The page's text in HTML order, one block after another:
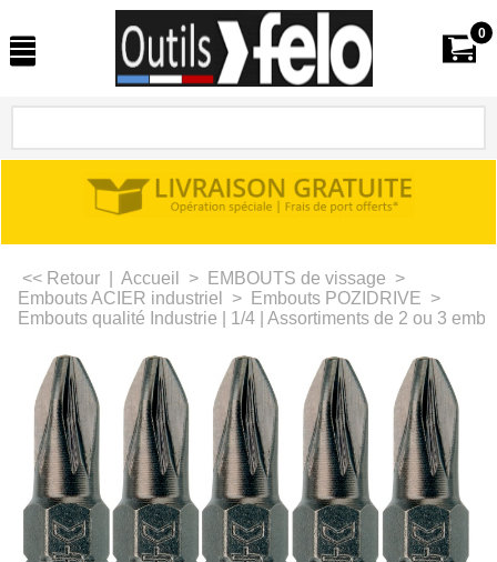
0
<< Retour Accueil > EMBOUTS de vissage >
Embouts ACIER industriel
> Embouts POZIDRIVE >
Embouts qualité Industrie | 1/4 | Assortiments de 2 ou 3